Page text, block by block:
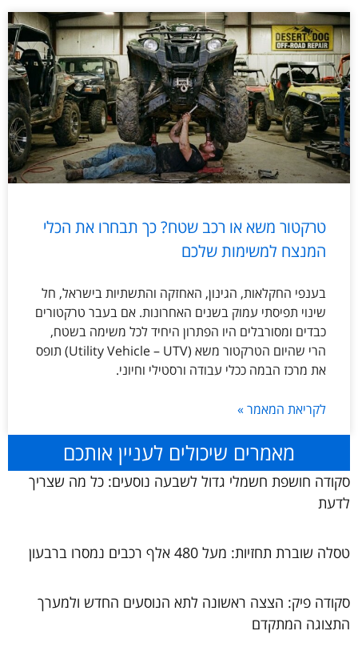
טרקטור משא או רכב שטח? כך תבחרו את הכלי
המנצח למשימות שלכם
בענפי החקלאות, הגינון, האחזקה והתשתיות בישראל, חל
שינוי תפיסתי עמוק בשנים האחרונות. אם בעבר טרקטורים
כבדים ומסורבלים היו הפתרון היחיד לכל משימה בשטח,
הרי שהיום הטרקטור משא (Utility Vehicle – UTV) תופס
את מרכז הבמה ככלי עבודה ורסטילי וחיוני.
לקריאת המאמר »
מאמרים שיכולים לעניין אותכם
סקודה חושפת חשמלי גדול לשבעה נוסעים: כל מה שצריך
לדעת
טסלה שוברת תחזיות: מעל 480 אלף רכבים נמסרו ברבעון
סקודה פיק: הצצה ראשונה לתא הנוסעים החדש ולמערך
התצוגה המתקדם